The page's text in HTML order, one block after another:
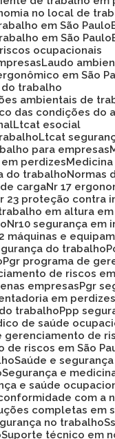
no local de
em São Paulo
em São Paulo
ocupacionais
Laudo
em São
do trabalho
ambientais de
das condições
Ltcat esocial
Ltcat
para empresas
em perdizes
do trabalho
de carga Nr 17
Nr 23 proteção contra
trabalho em altura
Nr10 segurança
máquinas e
do trabalho
Pgr programa de
de riscos
empresas
Pgr
em perdizes
trabalho
Ppp
de saúde
gerenciamento de
de riscos em São
Saúde e
Segurança e
e saúde
com a
completas em
no trabalho
Suporte técnico em